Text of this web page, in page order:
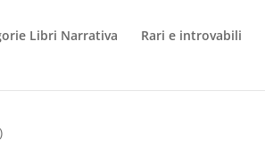
Libri Narrativa Rari e introvabili